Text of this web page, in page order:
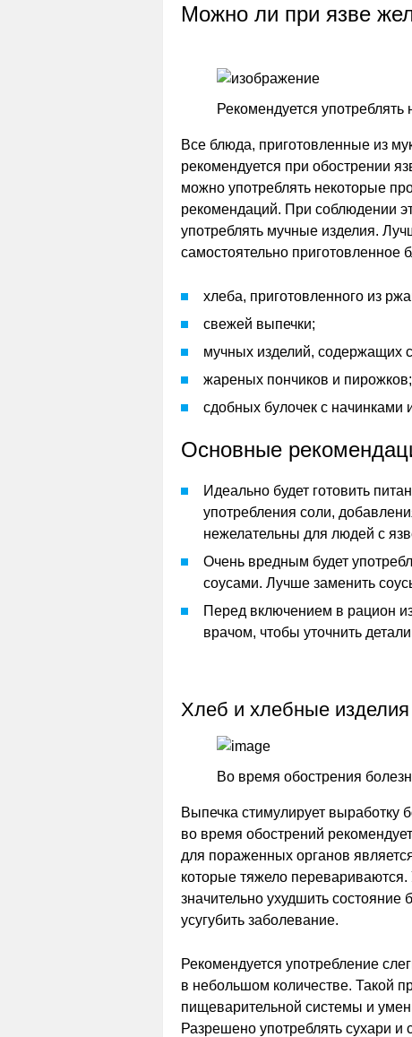
Можно ли при язве
Рекомендуется
Все блюда, приготовленные из
рекомендуется при обострении
можно употреблять некоторые
рекомендаций. При соблюдении
употреблять мучные изделия.
самостоятельно приготовленное
хлеба, приготовленного из
свежей выпечки;
мучных изделий, содержащих
жареных пончиков и пирожков;
сдобных булочек с начинками
Основные
Идеально будет готовить
употребления соли,
нежелательны для людей с
Очень вредным будет
соусами. Лучше заменить
Перед включением в рацион
врачом, чтобы уточнить
Хлеб и хлебные изделия
Во время обострения
Выпечка стимулирует выработку
во время обострений
для пораженных органов
которые тяжело перевариваются.
значительно ухудшить
усугубить заболевание.
Рекомендуется употребление
в небольшом количестве. Такой
пищеварительной системы и
Разрешено употреблять сухари